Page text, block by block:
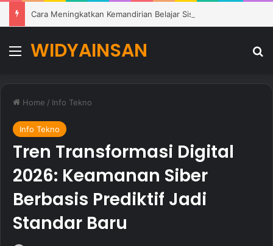
Menu
WIDYAINSAN
Home / Info Tekno
Info Tekno
Tren Transformasi Digital
2026: Keamanan Siber
Berbasis Prediktif Jadi
Standar Baru